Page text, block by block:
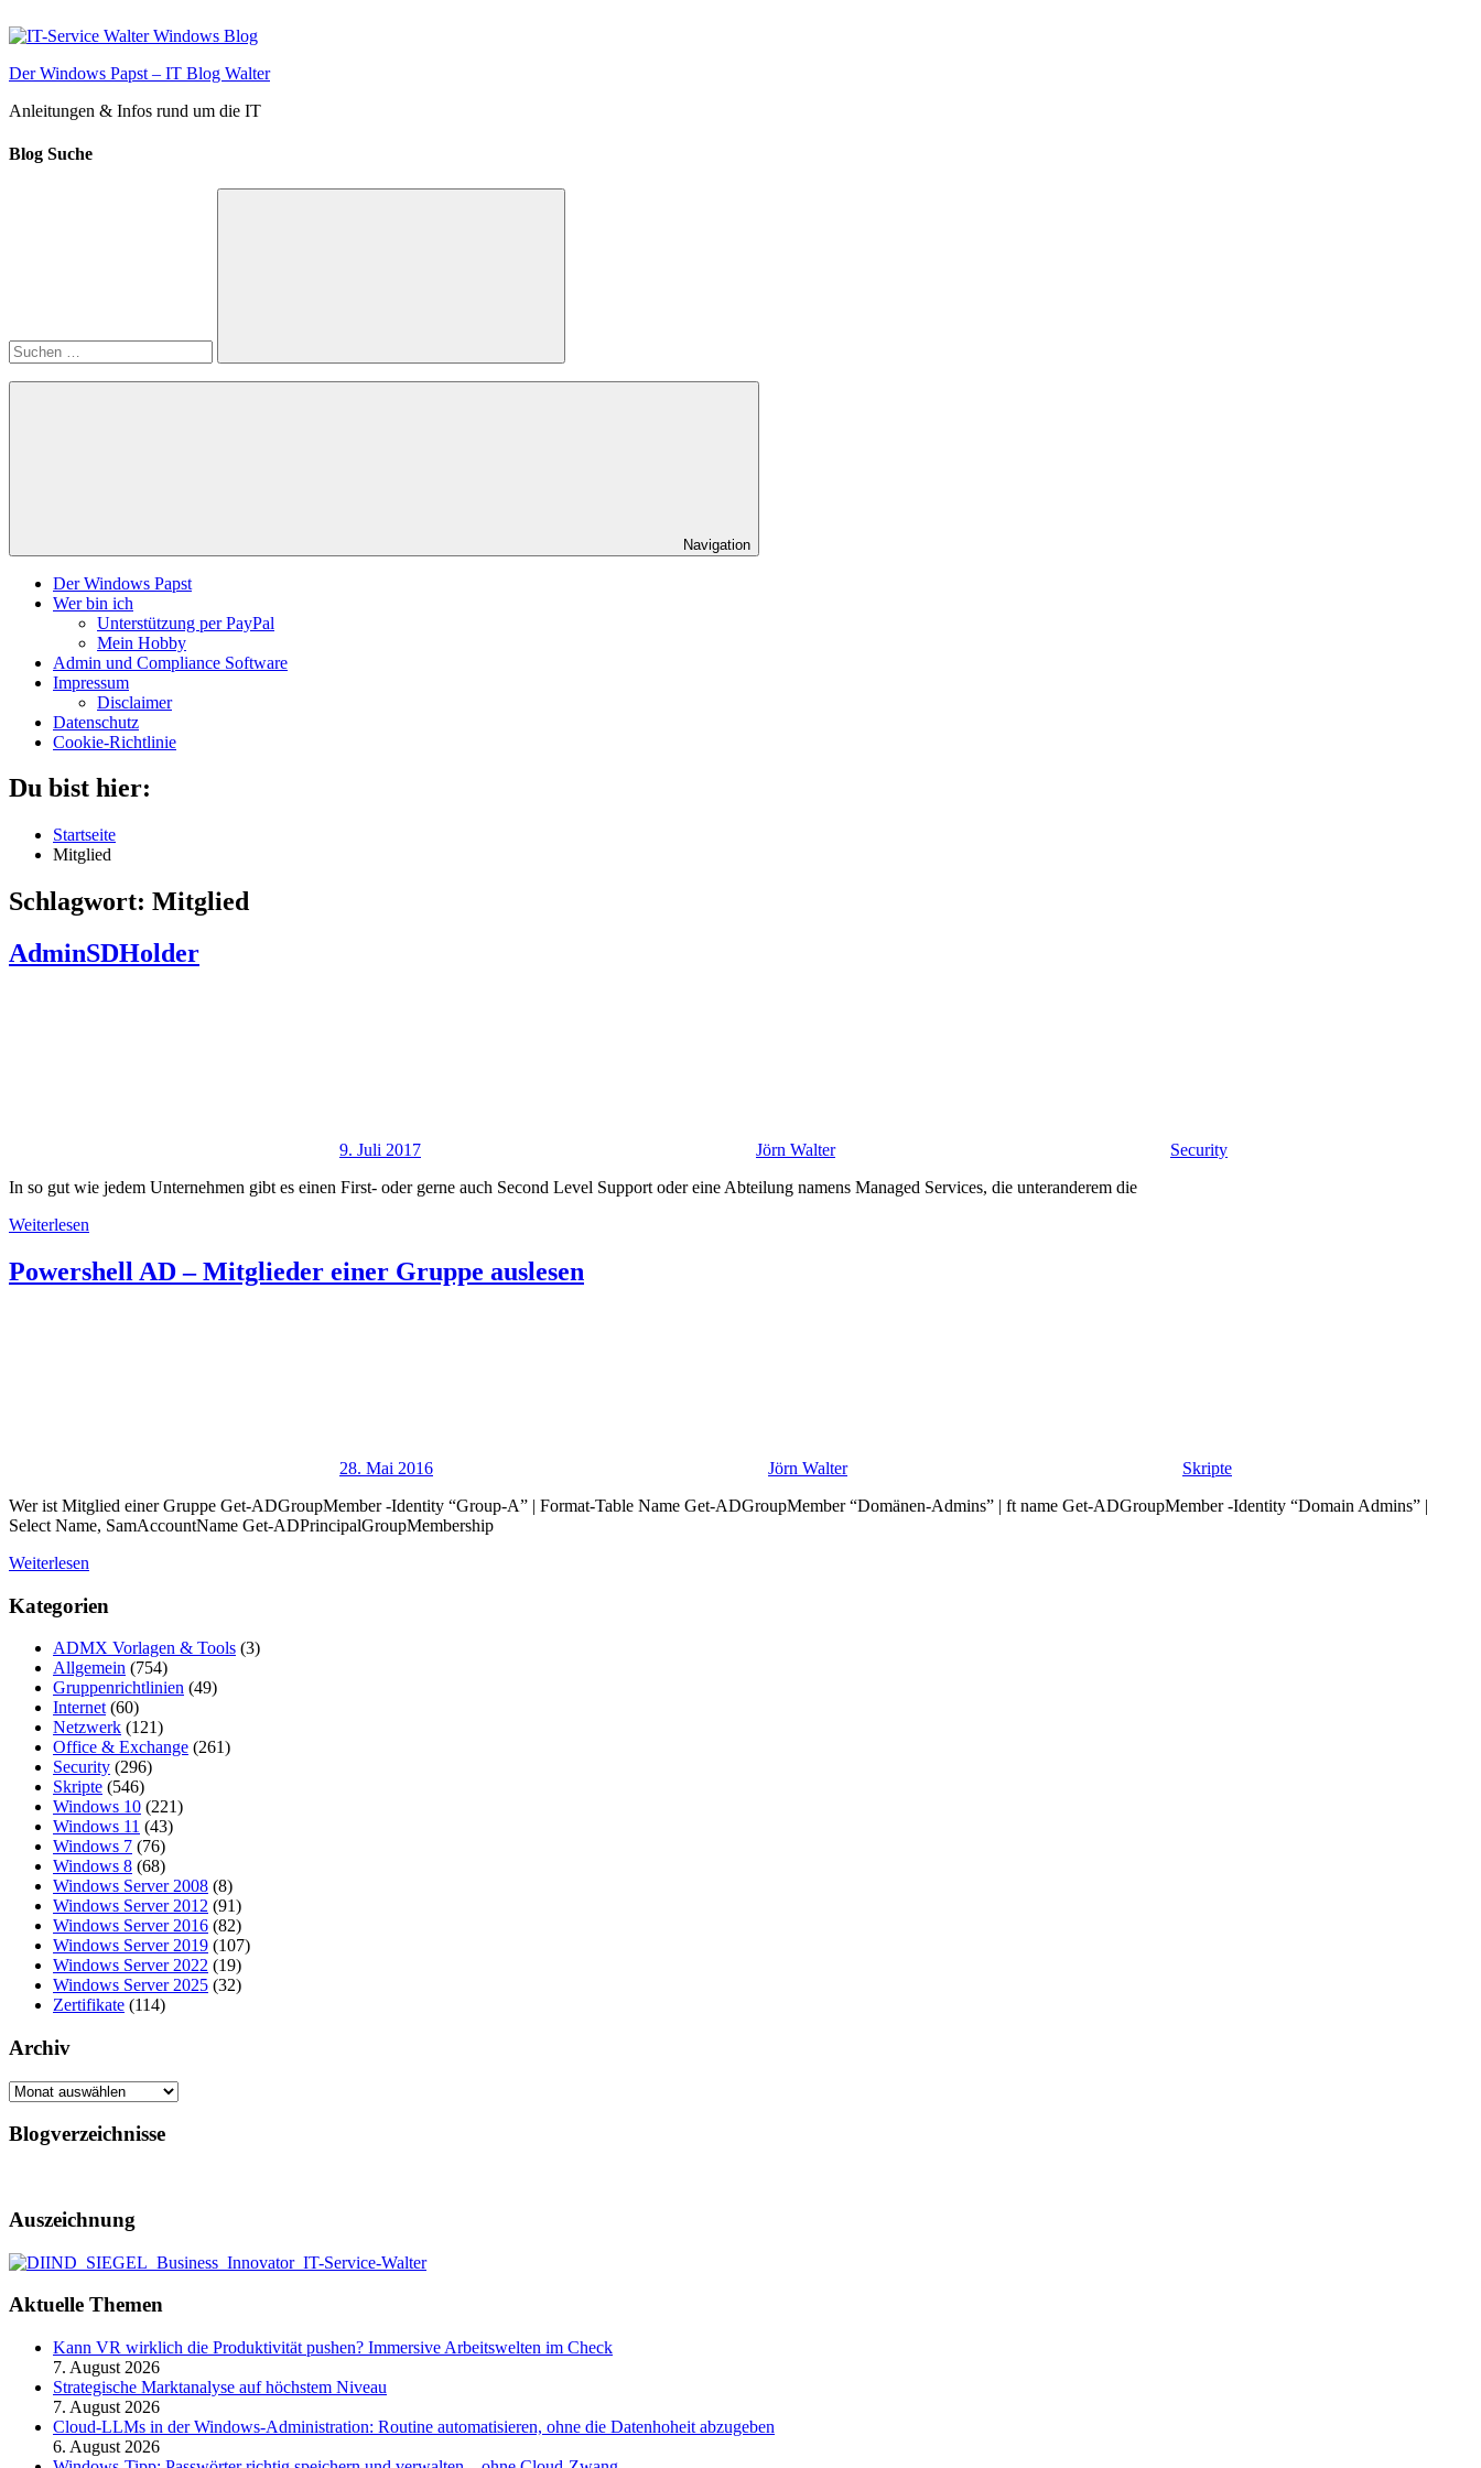
Inhalt
Der Windows Papst – IT Blog Walter
Anleitungen & Infos rund um die IT
Blog Suche
Suchen
Navigation
Der Windows Papst
Wer bin ich
Unterstützung per PayPal
Mein Hobby
Admin und Compliance Software
Impressum
Disclaimer
Datenschutz
Cookie-Richtlinie
Du bist hier:
Startseite
Mitglied
Schlagwort: Mitglied
AdminSDHolder
9. Juli 2017 Jörn Walter
Security
In so gut wie jedem Unternehmen gibt es einen First- oder gerne auch Second Level Support oder eine Abteilung namens Managed Services, die unteranderem die
Weiterlesen
Powershell AD – Mitglieder einer Gruppe auslesen
28. Mai 2016 Jörn Walter
Skripte
Wer ist Mitglied einer Gruppe Get-ADGroupMember -Identity “Group-A” | Format-Table Name Get-ADGroupMember “Domänen-Admins” | ft name Get-ADGroupMember -Identity “Domain Admins” |
Select Name, SamAccountName Get-ADPrincipalGroupMembership
Weiterlesen
Kategorien
ADMX Vorlagen & Tools (3)
Allgemein (754)
Gruppenrichtlinien (49)
Internet (60)
Netzwerk (121)
Office & Exchange (261)
Security (296)
Skripte (546)
Windows 10 (221)
Windows 11 (43)
Windows 7 (76)
Windows 8 (68)
Windows Server 2008 (8)
Windows Server 2012 (91)
Windows Server 2016 (82)
Windows Server 2019 (107)
Windows Server 2022 (19)
Windows Server 2025 (32)
Zertifikate (114)
Archiv
Archiv
Blogverzeichnisse
Auszeichnung
Aktuelle Themen
Kann VR wirklich die Produktivität pushen? Immersive Arbeitswelten im Check
7. August 2026
Strategische Marktanalyse auf höchstem Niveau
7. August 2026
Cloud-LLMs in der Windows-Administration: Routine automatisieren, ohne die Datenhoheit abzugeben
6. August 2026